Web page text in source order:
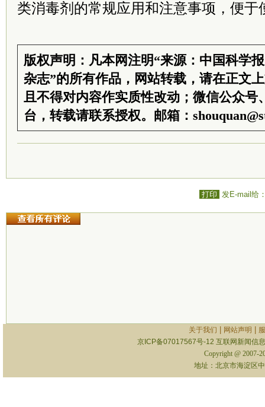
类消毒剂的常规应用和注意事项，便于
版权声明：凡本网注明“来源：中国科学
杂志”的所有作品，网站转载，请在正文
且不得对内容作实质性改动；微信公众号
台，转载请联系授权。邮箱：
打印 发E-mail给
关于我们 网站声明
京ICP备07017567号-12 互联网新闻信
Copyright @ 2007-
地址：北京市海淀区